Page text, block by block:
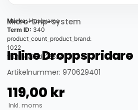
Micro-Drip-system
Marka:Husqvarna
Term ID: 340
product_count_product_brand:
1022
thumbnail_id: 25324
Inline Droppspridare
Artikelnummer: 970629401
119,00 kr
Inkl. moms